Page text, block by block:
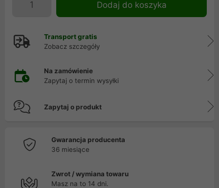
Dodaj do koszyka
Transport gratis
Zobacz szczegóły
Na zamówienie
Zapytaj o termin wysyłki
Zapytaj o produkt
Gwarancja producenta
36 miesiące
Zwrot / wymiana towaru
Masz na to 14 dni.